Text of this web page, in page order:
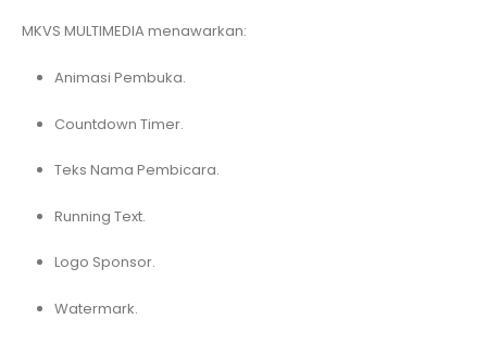
MKVS MULTIMEDIA menawarkan:
Animasi Pembuka.
Countdown Timer.
Teks Nama Pembicara.
Running Text.
Logo Sponsor.
Watermark.